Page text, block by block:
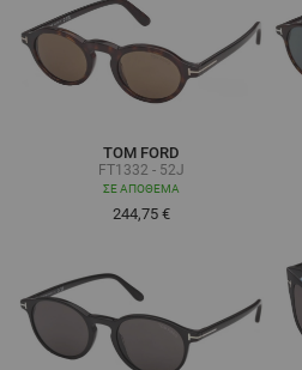
TOM FORD
FT1332 - 52J
ΣΕ ΑΠΌΘΕΜΑ
244,75 €